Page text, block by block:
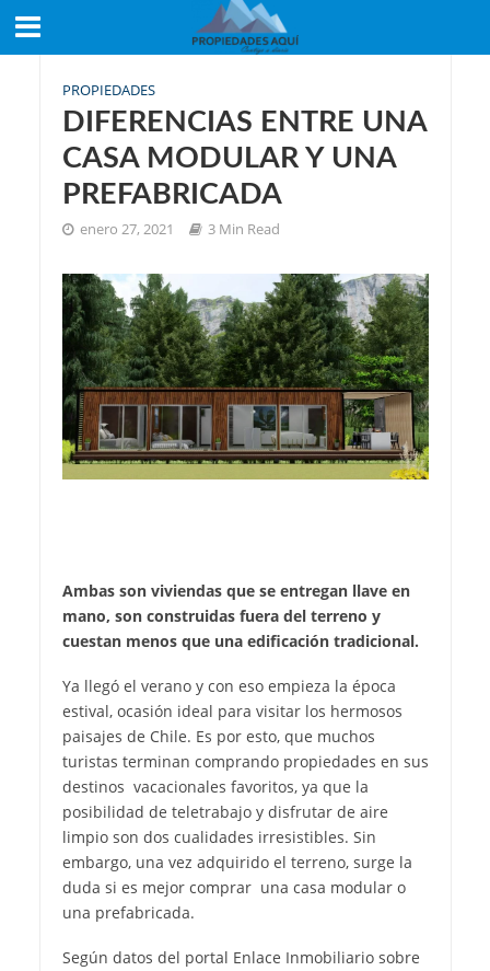
PROPIEDADES
DIFERENCIAS ENTRE UNA
CASA MODULAR Y UNA
PREFABRICADA
enero 27, 2021 3 Min Read
Ambas son viviendas que se entregan llave en
mano, son construidas fuera del terreno y
cuestan menos que una edificación tradicional.
Ya llegó el verano y con eso empieza la época
estival, ocasión ideal para visitar los hermosos
paisajes de Chile. Es por esto, que muchos
turistas terminan comprando propiedades en sus
destinos vacacionales favoritos, ya que la
posibilidad de teletrabajo y disfrutar de aire
limpio son dos cualidades irresistibles. Sin
embargo, una vez adquirido el terreno, surge la
duda si es mejor comprar una casa modular o
una prefabricada.
Según datos del portal Enlace Inmobiliario sobre